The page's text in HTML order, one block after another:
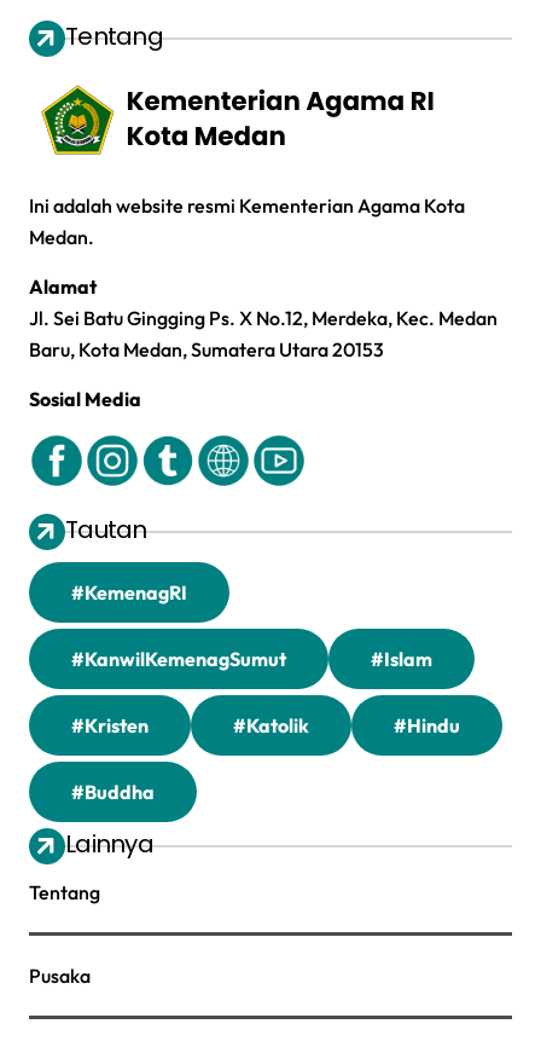
Tentang
Ini adalah website resmi Kementerian Agama Kota
Medan.
Alamat
Jl. Sei Batu Gingging Ps. X No.12, Merdeka, Kec. Medan
Baru, Kota Medan, Sumatera Utara 20153
Sosial Media
Tautan
#KemenagRI
#KanwilKemenagSumut #Islam
#Kristen #Katolik #Hindu
#Buddha
Lainnya
Tentang
Pusaka